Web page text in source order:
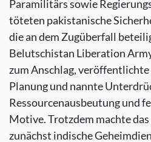
Paramilitärs sowie
töteten pakistanische
die an dem Zugüberfall
Belutschistan Liberation
zum Anschlag,
Planung und nannte
Ressourcenausbeutung und
Motive. Trotzdem machte
zunächst indische